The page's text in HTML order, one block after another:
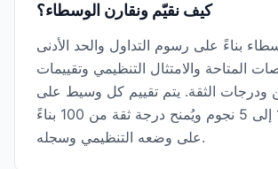
كيف نقيّم ونقارن الوسطاء؟
بناءً على رسوم التداول والحد الأدنى
المتاحة والامتثال التنظيمي وتقييمات
ودرجات الثقة. يتم تقييم كل وسيط على
مقياس من 1 إلى 5 نجوم ويُمنح درجة ثقة من 100 بناءً
على وضعه التنظيمي وسجله.